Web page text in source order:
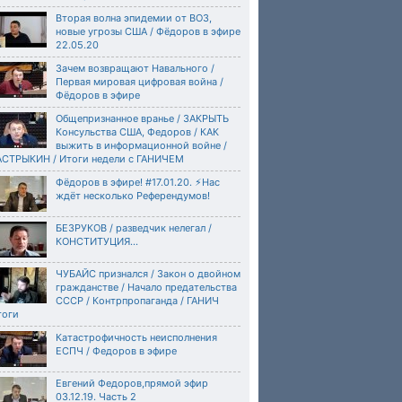
Вторая волна эпидемии от ВОЗ,
новые угрозы США / Фёдоров в эфире
22.05.20
Зачем возвращают Навального /
Первая мировая цифровая война /
Фёдоров в эфире
Общепризнанное вранье / ЗАКРЫТЬ
Консульства США, Федоров / КАК
выжить в информационной войне /
/ Итоги недели с ГАНИЧЕМ
Фёдоров в эфире! #17.01.20. ⚡️Нас
ждёт несколько Референдумов!
БЕЗРУКОВ / разведчик нелегал /
КОНСТИТУЦИЯ...
ЧУБАЙС признался / Закон о двойном
гражданстве / Начало предательства
СССР / Контрпропаганда / ГАНИЧ
Катастрофичность неисполнения
ЕСПЧ / Федоров в эфире
Евгений Федоров,прямой эфир
03.12.19. Часть 2